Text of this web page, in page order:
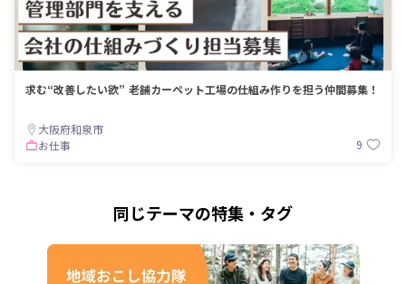
求む“改善したい欲” 老舗カーペット工場の仕組み作りを担う仲間募集！
大阪府和泉市
お仕事
9
同じテーマの特集・タグ